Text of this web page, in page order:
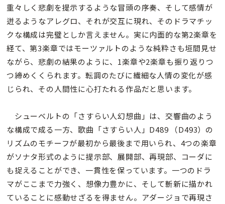
重々しく悲劇を提示するような冒頭の序奏、そして感情が
迸るようなアレグロ、それが交互に現れ、そのドラマチッ
クな構成は完璧としか言えません。実に内面的な第2楽章を
経て、第3楽章ではモーツァルトのような純粋さも垣間見せ
ながら、悲劇の結果のように、1楽章や2楽章も振り返りつ
つ締めくくられます。転調のたびに繊細な人情の変化が感
じられ、その人間性に心打たれる作品だと思います。
シューベルトの「さすらい人幻想曲」は、交響曲のよう
な構成で成る一方、歌曲「さすらい人」D489 （D493）の
リズムのモチーフが最初から最後まで用いられ、4つの楽章
がソナタ形式のように提示部、展開部、再現部、コーダに
も捉えることができ、一貫性を保っています。一つのドラ
マがここまで力強く、想像力豊かに、そして斬新に描かれ
ていることに感動せざるを得ません。アダージョで再現さ